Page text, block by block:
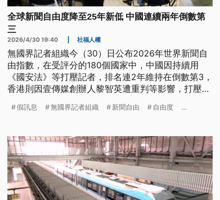
全球新聞自由度降至25年新低 中國連續兩年倒數第
三
2026/4/30 19:40 社福人權
無國界記者組織今（30）日公布2026年世界新聞自
由指數，在受評分的180個國家中，中國因持續用
《國安法》等打壓記者，排名連2年維持在倒數第3，
香港則因壹傳媒創辦人黎智英遭重判等影響，打壓了
治、社會環境等因素影響，今（2026）年也退步4名
假訊息 無國界記者組織 新聞自由 自由度 ...